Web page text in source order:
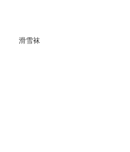
滑雪袜